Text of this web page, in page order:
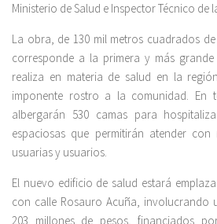
Ministerio de Salud e Inspector Técnico de
La obra, de 130 mil metros cuadrados
corresponde a la primera y más
realiza en materia de salud en la
imponente rostro a la comunidad. En
albergarán 530 camas para
espaciosas que permitirán atender
usuarias y usuarios.
El nuevo edificio de salud estará
con calle Rosauro Acuña, involucrando
203 millones de pesos, financiados